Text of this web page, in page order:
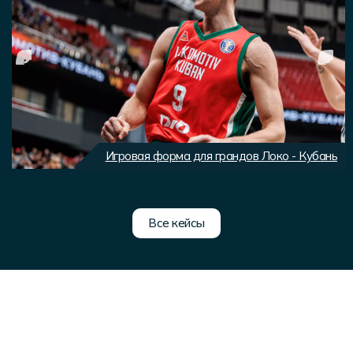
Игровая форма для грандов Локо - Кубань
Все кейсы